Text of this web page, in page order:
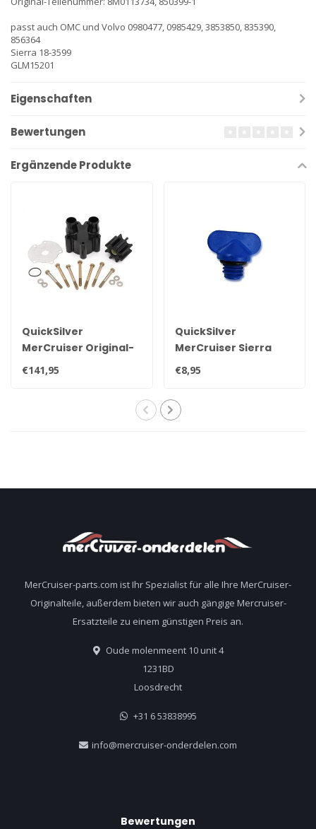
passt auch OMC und Volvo 0980477, 0985429, 3853850, 835390,
856364
Sierra 18-3599
GLM15201
Eigenschaften
Bewertungen
Ergänzende Produkte
QuickSilver
MerCruiser Original-
Impeller-Kit mit
Pumpengehäuse für
€141,95
QuickSilver
MerCruiser Sierra
Ablassschraube 22-
806608A02 8M0119211
€8,95
MerCruiser-parts.com ist Ihr Spezialist für alle Ihre MerCruiser-
Originalteile, außerdem bieten wir auch gängige Mercruiser-
Ersatzteile zu einem günstigen Preis an.
Oude molenmeent 10 unit 4
1231BD
Loosdrecht
+31 6 53838995
info@mercruiser-onderdelen.com
Bewertungen